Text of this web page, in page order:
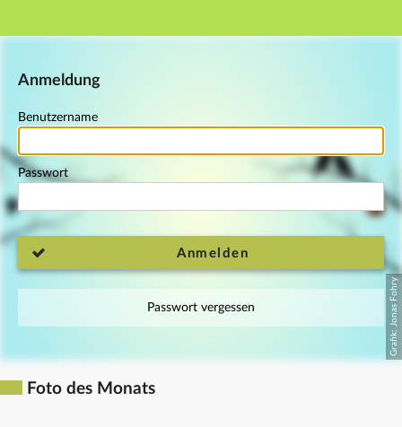
Hauptnavigation
Anmeldung
Benutzername
Passwort
Anmelden
Passwort vergessen
Foto des Monats